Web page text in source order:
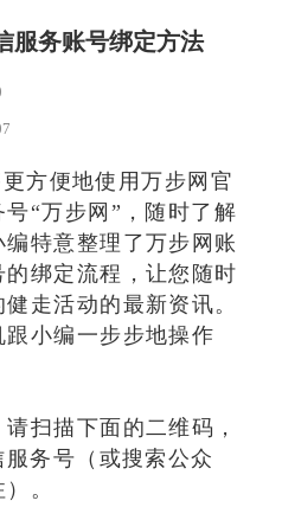
服务账号绑定方法
方便地使用万步网官
“万步网”，随时了解
特意整理了万步网账
绑定流程，让您随时
走活动的最新资讯。
小编一步步地操作
描下面的二维码，
务号（或搜索公众
。